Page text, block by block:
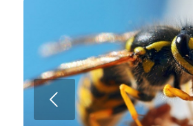
Sonraki